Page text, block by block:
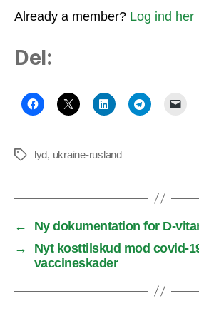
Already a member? Log ind her
Del:
Tags lyd, ukraine-rusland
←
Ny dokumentation for D-
→
Nyt kosttilskud mod covid-
vaccineskader